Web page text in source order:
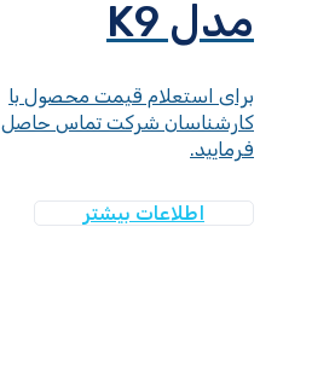
مدل K9
برای استعلام قیمت محصول با
کارشناسان شرکت تماس حاصل
فرمایید.
اطلاعات بیشتر